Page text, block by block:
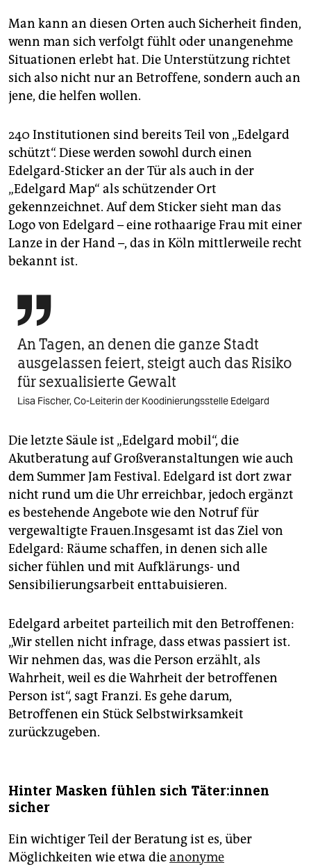
Man kann an diesen Orten auch Sicherheit finden,
wenn man sich verfolgt fühlt oder unangenehme
Situationen erlebt hat. Die Unterstützung richtet
sich also nicht nur an Betroffene, sondern auch an
jene, die helfen wollen.
240 Institutionen sind bereits Teil von „Edelgard
schützt“. Diese werden sowohl durch einen
Edelgard-Sticker an der Tür als auch in der
„Edelgard Map“ als schützender Ort
gekennzeichnet. Auf dem Sticker sieht man das
Logo von Edelgard – eine rothaarige Frau mit einer
Lanze in der Hand –, das in Köln mittlerweile recht
bekannt ist.

An Tagen, an denen die ganze Stadt
ausgelassen feiert, steigt auch das Risiko
für sexualisierte Gewalt
Lisa Fischer, Co-Leiterin der Koodinierungsstelle Edelgard
Die letzte Säule ist „Edelgard mobil“, die
Akutberatung auf Großveranstaltungen wie auch
dem Summer Jam Festival. ­Edelgard ist dort zwar
nicht rund um die Uhr erreichbar, jedoch ergänzt
es bestehende Angebote wie den Notruf für
vergewaltigte Frauen.Insgesamt ist das Ziel von
Edelgard: Räume schaffen, in denen sich alle
sicher fühlen und mit Aufklärungs- und
Sensibilierungsarbeit enttabuisieren.
Edelgard arbeitet parteilich mit den Betroffenen:
„Wir stellen nicht infrage, dass etwas passiert ist.
Wir nehmen das, was die Person erzählt, als
Wahrheit, weil es die Wahrheit der betroffenen
Person ist“, sagt Franzi. Es gehe darum,
Betroffenen ein Stück Selbstwirksamkeit
zurückzugeben.
Hinter Masken fühlen sich Tä­te­r:in­nen
sicher
Ein wichtiger Teil der Beratung ist es, über
Möglichkeiten wie etwa dieanonyme